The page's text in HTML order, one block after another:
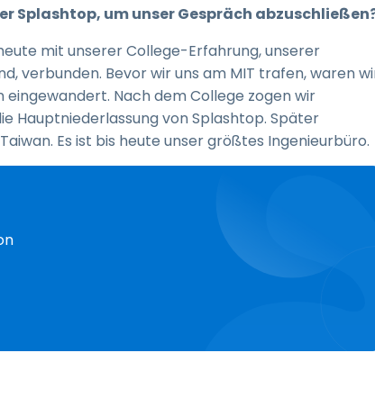
Splashtop, um unser Gespräch
mit unserer College-Erfahrung, unserer
verbunden. Bevor wir uns am MIT trafen, waren
Nach dem College zogen wir
Hauptniederlassung von Splashtop. Später
Es ist bis heute unser größtes Ingenieurbüro.